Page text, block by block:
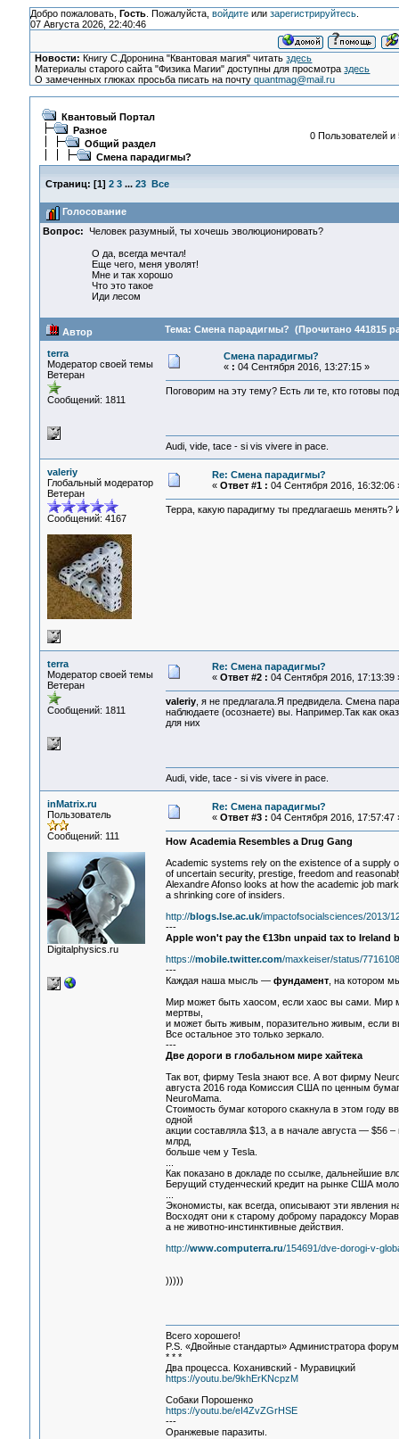
Добро пожаловать, Гость. Пожалуйста, войдитеили зарегистрируйтесь.
07 Августа 2026, 22:40:46
Новости: Книгу С.Доронина "Квантовая магия" читатьздесь
Материалы старого сайта "Физика Магии" доступны для просмотраздесь
О замеченных глюках просьба писать на почтуquantmag@mail.ru
Квантовый Портал
Разное
Общий раздел
Смена парадигмы?
0 Пользователей и
Страниц: [1] 2 3 ... 23 Все
Голосование
Вопрос: Человек разумный, ты хочешь эволюционировать?
О да, всегда мечтал!
Еще чего, меня уволят!
Мне и так хорошо
Что это такое
Иди лесом
Автор Тема: Смена парадигмы? (Прочитано 441815
terra
Модератор своей темы
Ветеран
Сообщений: 1811
Смена парадигмы?
« : 04 Сентября 2016, 13:27:15 »
Поговорим на эту тему? Есть ли те, кто готовы
Audi, vide, tace - si vis vivere in pace.
valeriy
Глобальный модератор
Ветеран
Сообщений: 4167
Re: Смена парадигмы?
« Ответ #1 : 04 Сентября 2016, 16:32:06
Терра, какую парадигму ты предлагаешь менять?
terra
Модератор своей темы
Ветеран
Сообщений: 1811
Re: Смена парадигмы?
« Ответ #2 : 04 Сентября 2016, 17:13:39
valeriy, я не предлагала.Я предвидела. Смена
наблюдаете (осознаете) вы. Например.Так как
для них
Audi, vide, tace - si vis vivere in pace.
inMatrix.ru
Пользователь
Сообщений: 111
Digitalphysics.ru
Re: Смена парадигмы?
« Ответ #3 : 04 Сентября 2016, 17:57:47
How Academia Resembles a Drug Gang
Academic systems rely on the existence of a supply
of uncertain security, prestige, freedom and
Alexandre Afonso looks at how the academic job
a shrinking core of insiders.
http://blogs.lse.ac.uk/impactofsocialsciences/2013/
---
Apple won't pay the €13bn unpaid tax to Ireland
https://mobile.twitter.com/maxkeiser/status/
---
Каждая наша мысль — фундамент, на котором
Мир может быть хаосом, если хаос вы сами. Мир
мертвы,
и может быть живым, поразительно живым, если
Все остальное это только зеркало.
---
Две дороги в глобальном мире хайтека
Так вот, фирму Tesla знают все. А вот фирму
августа 2016 года Комиссия США по ценным
NeuroMama.
Стоимость бумаг которого скакнула в этом году
одной
акции составляла $13, а в начале августа — $56
млрд,
больше чем у Tesla.
Как показано в докладе по ссылке, дальнейшие
Берущий студенческий кредит на рынке США
Экономисты, как всегда, описывают эти явления
Восходят они к старому доброму парадоксу
а не животно-инстинктивные действия.
http://www.computerra.ru/154691/dve-dorogi-v-
)))))
Всего хорошего!
P.S. «Двойные стандарты» Администратора
* * *
Два процесса. Коханивский - Муравицкий
https://youtu.be/9khErKNcpzM
Собаки Порошенко
https://youtu.be/eI4ZvZGrHSE
---
Оранжевые паразиты.